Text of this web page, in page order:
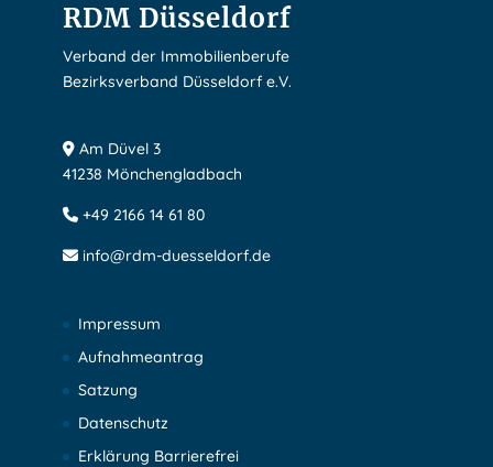
RDM Düsseldorf
Verband der Immobilienberufe
Bezirksverband Düsseldorf e.V.
Am Düvel 3
41238 Mönchengladbach
+49 2166 14 61 80
info@rdm-duesseldorf.de
Impressum
Aufnahmeantrag
Satzung
Datenschutz
Erklärung Barrierefrei